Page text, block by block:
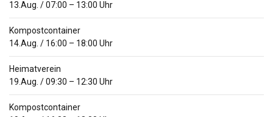
13.Aug. /07:00 – 13:00 Uhr
Kompostcontainer
14.Aug. / 16:00 – 18:00 Uhr
Heimatverein
19.Aug. /09:30 – 12:30 Uhr
Kompostcontainer